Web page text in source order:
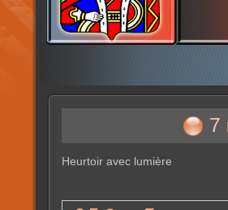
7
Heurtoir avec lumière